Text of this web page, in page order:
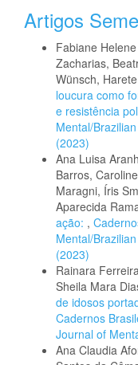
Artigos
Fabiane
Zacharias,
Wünsch,
loucura como
e resistência
Mental/
(2023)
Ana Luisa
Barros,
Maragni, Íris
Aparecida
ação: ,
Mental/
(2023)
Rainara
Sheila Mara
de idosos
Cadernos
Journal of
Ana Claudia